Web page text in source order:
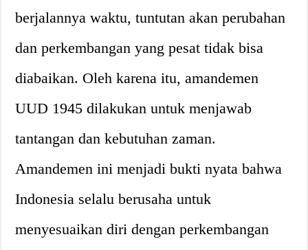
berjalannya waktu, tuntutan akan perubahan
dan perkembangan yang pesat tidak bisa
diabaikan. Oleh karena itu, amandemen
UUD 1945 dilakukan untuk menjawab
tantangan dan kebutuhan zaman.
Amandemen ini menjadi bukti nyata bahwa
Indonesia selalu berusaha untuk
menyesuaikan diri dengan perkembangan